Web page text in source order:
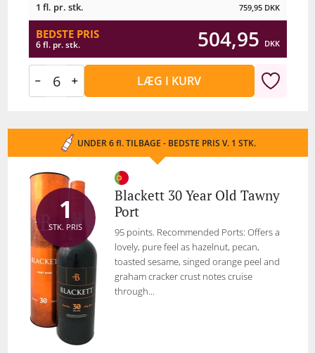
1 fl. pr. stk. 759,95 DKK
BEDSTE PRIS
6 fl. pr. stk. 504,95 DKK
LÆG I KURV
UNDER 6 fl. TILBAGE - BEDSTE PRIS V. 1 STK.
1
STK. PRIS
Blackett 30 Year Old Tawny
Port
95 points. Recommended Ports: Offers a
lovely, pure feel as hazelnut, pecan,
toasted sesame, singed orange peel and
graham cracker crust notes cruise
through...